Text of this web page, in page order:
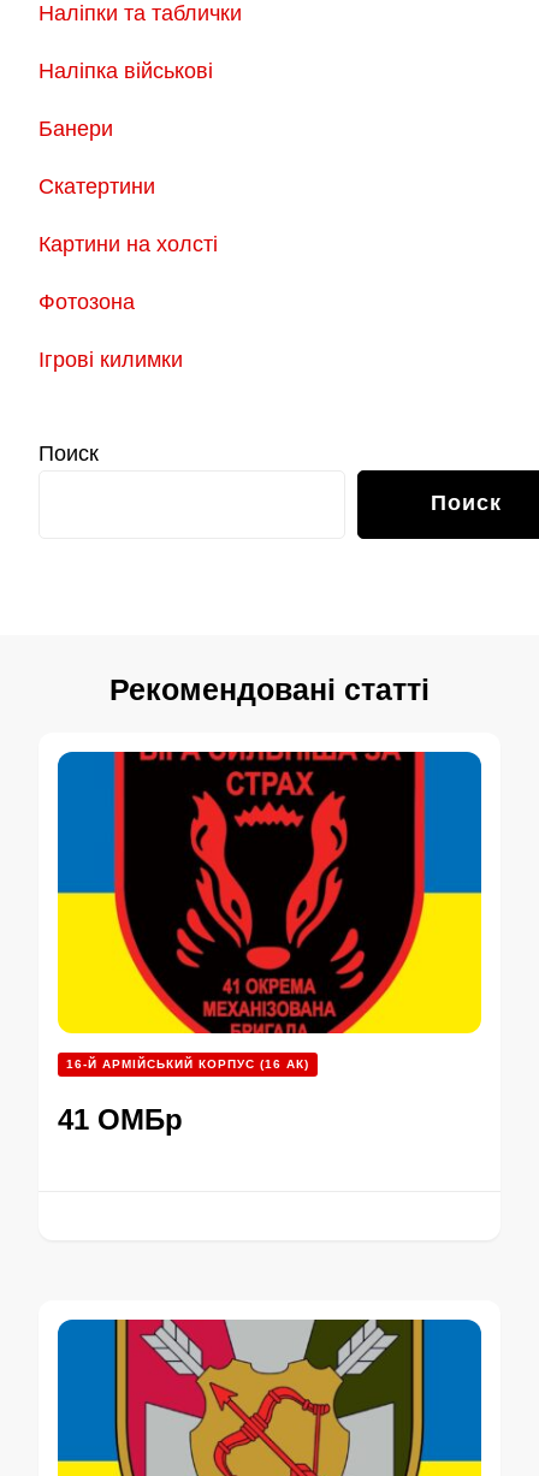
Наліпки та таблички
Наліпка військові
Банери
Скатертини
Картини на холсті
Фотозона
Ігрові килимки
Поиск
Поиск
Рекомендовані статті
16-Й АРМІЙСЬКИЙ КОРПУС (16 АК)
41 ОМБр